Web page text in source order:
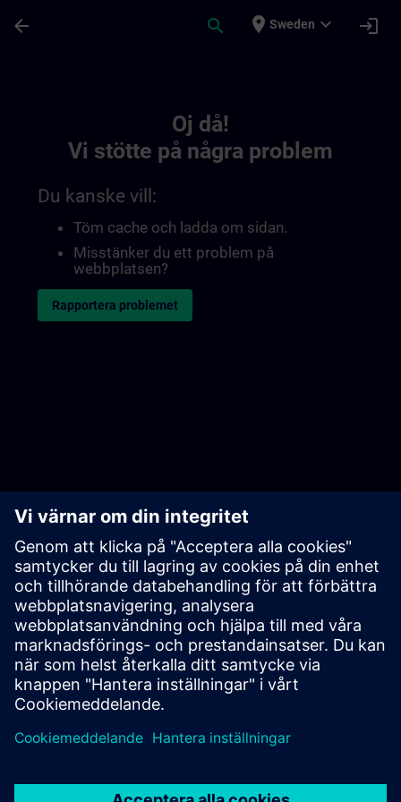
arrow_back search place Sweden expand_more login
Oj då!
Vi stötte på några problem
Du kanske vill:
Töm cache och ladda om sidan.
Misstänker du ett problem på
webbplatsen?
Rapportera problemet